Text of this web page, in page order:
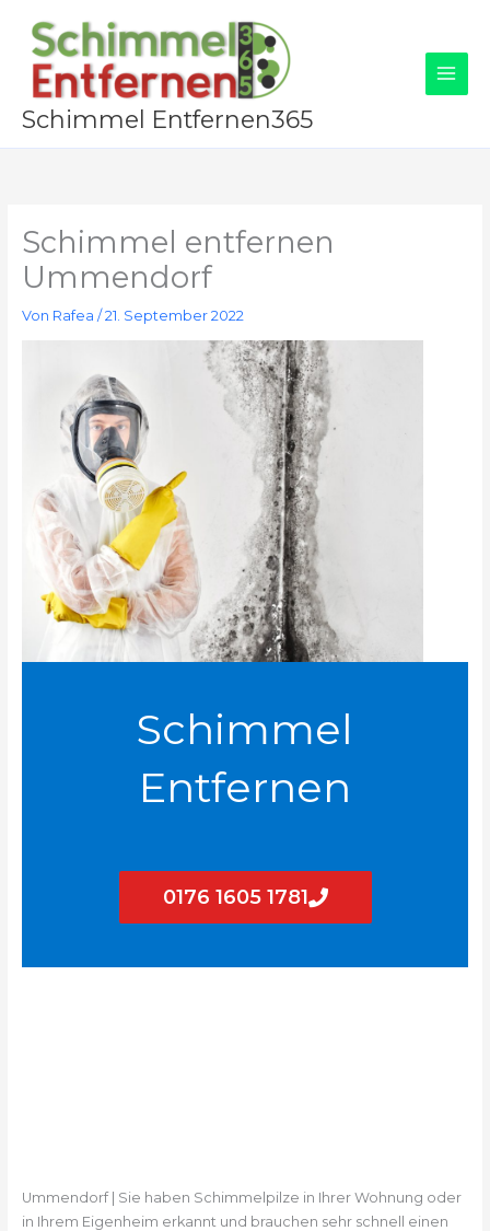
Inhalt
springen
Schimmel Entfernen365
Schimmel entfernen
Ummendorf
Von Rafea /21. September 2022
Schimmel
Entfernen
0176 1605 1781
Ummendorf | Sie haben Schimmelpilze in Ihrer Wohnung oder
in Ihrem Eigenheim erkannt und brauchen sehr schnell einen